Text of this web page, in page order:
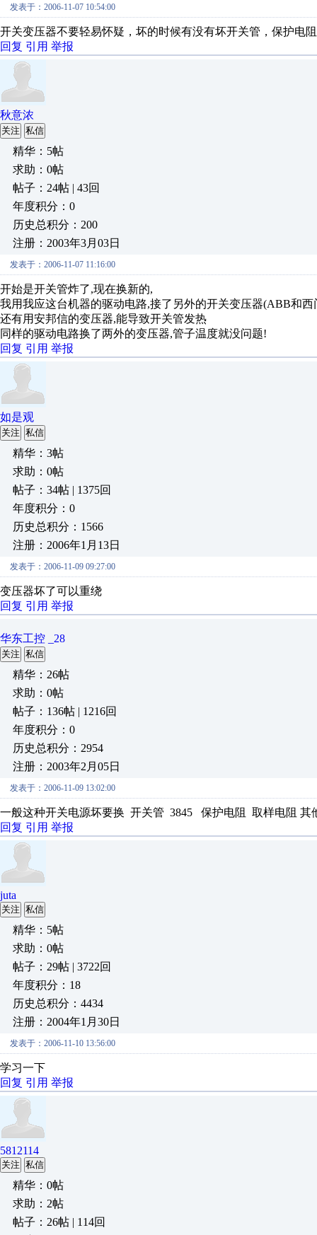
发表于：2006-11-07 10:54:00
开关变压器不要轻易怀疑，坏的时候有没有坏开关管，保护电
回复 引用 举报
秋意浓
关注 私信
精华：5帖
求助：0帖
帖子：24帖 | 43回
年度积分：0
历史总积分：200
注册：2003年3月03日
发表于：2006-11-07 11:16:00
开始是开关管炸了,现在换新的,
我用我应这台机器的驱动电路,接了另外的开关变压器(ABB和
还有用安邦信的变压器,能导致开关管发热
同样的驱动电路换了两外的变压器,管子温度就没问题!
回复 引用 举报
如是观
关注 私信
精华：3帖
求助：0帖
帖子：34帖 | 1375回
年度积分：0
历史总积分：1566
注册：2006年1月13日
发表于：2006-11-09 09:27:00
变压器坏了可以重绕
回复 引用 举报
华东工控 _28
关注 私信
精华：26帖
求助：0帖
帖子：136帖 | 1216回
年度积分：0
历史总积分：2954
注册：2003年2月05日
发表于：2006-11-09 13:02:00
一般这种开关电源坏要换 开关管 3845 保护电阻 取样电阻 其
回复 引用 举报
juta
关注 私信
精华：5帖
求助：0帖
帖子：29帖 | 3722回
年度积分：18
历史总积分：4434
注册：2004年1月30日
发表于：2006-11-10 13:56:00
学习一下
回复 引用 举报
5812114
关注 私信
精华：0帖
求助：2帖
帖子：26帖 | 114回